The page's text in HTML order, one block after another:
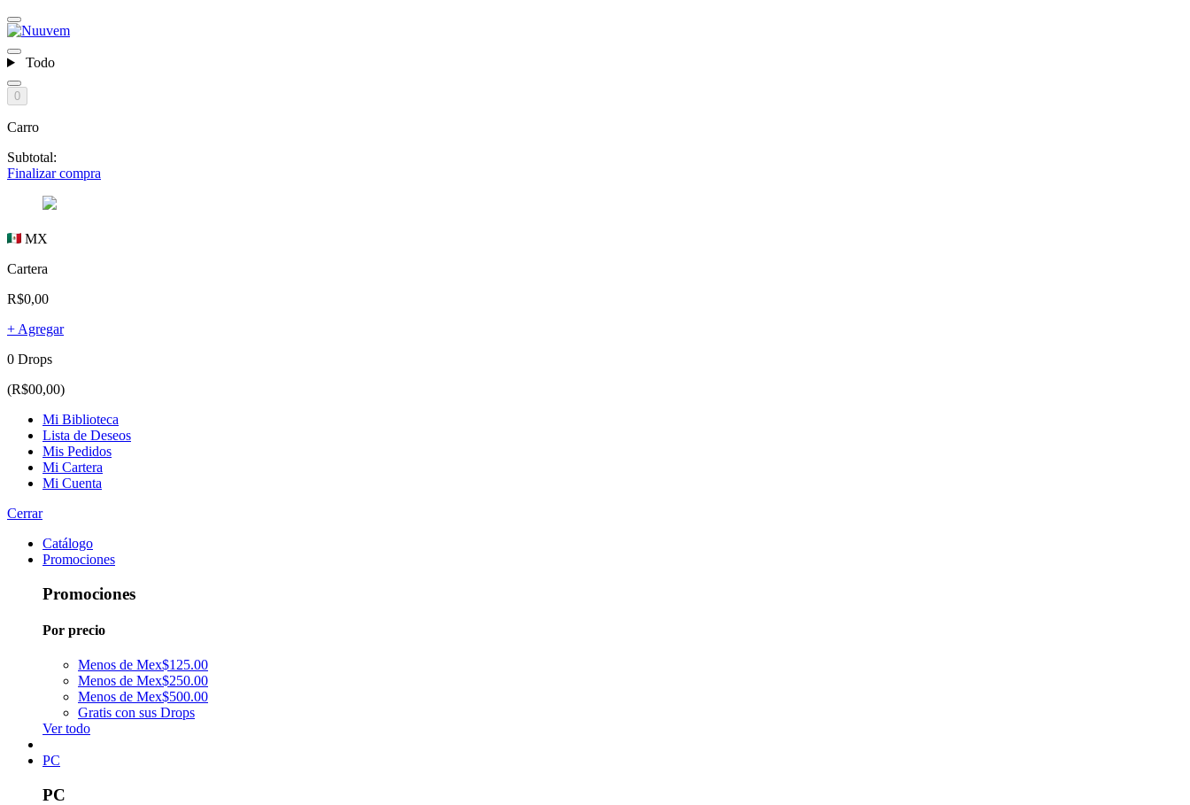
Todo
0
Carro
Subtotal:
Finalizar compra
MX
Cartera
R$0,00
+ Agregar
0 Drops
(R$00,00)
Mi Biblioteca
Lista de Deseos
Mis Pedidos
Mi Cartera
Mi Cuenta
Cerrar
Catálogo
Promociones
Promociones
Por precio
Menos de Mex$125.00
Menos de Mex$250.00
Menos de Mex$500.00
Gratis con sus Drops
Ver todo
PC
PC